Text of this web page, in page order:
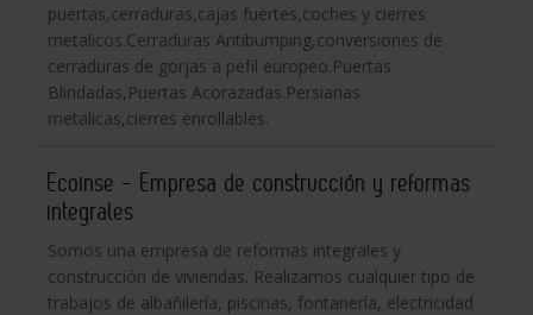
puertas,cerraduras,cajas fuertes,coches y cierres
metalicos.Cerraduras Antibumping,conversiones de
cerraduras de gorjas a pefil europeo.Puertas
Blindadas,Puertas Acorazadas.Persianas
metalicas,cierres enrollables.
Ecoinse - Empresa de construcción y reformas
integrales
Somos una empresa de reformas integrales y
construcción de viviendas. Realizamos cualquier tipo de
trabajos de albañilería, piscinas, fontanería, electricidad